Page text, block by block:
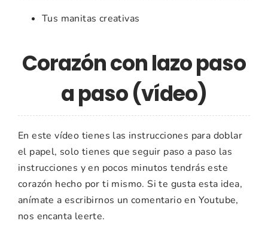
Tus manitas creativas
Corazón con lazo paso
a paso (vídeo)
En este vídeo tienes las instrucciones para doblar
el papel, solo tienes que seguir paso a paso las
instrucciones y en pocos minutos tendrás este
corazón hecho por ti mismo. Si te gusta esta idea,
anímate a escribirnos un comentario en Youtube,
nos encanta leerte.